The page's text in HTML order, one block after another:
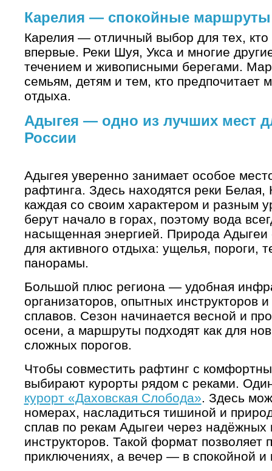
Карелия — спокойные
Карелия — отличный выбор для тех, кто
впервые. Реки Шуя, Укса и многие
течением и живописными берегами.
семьям, детям и тем, кто предпочитает
отдыха.
Адыгея — одно из лучших мест
России
Адыгея уверенно занимает особое
рафтинга. Здесь находятся реки
каждая со своим характером и разным
берут начало в горах, поэтому вода
насыщенная энергией. Природа Адыгеи
для активного отдыха: ущелья, пороги,
панорамы.
Большой плюс региона — удобная
организаторов, опытных инструкторов
сплавов. Сезон начинается весной и
осени, а маршруты подходят как для
сложных порогов.
Чтобы совместить рафтинг с
выбирают курорты рядом с реками.
курорт «Даховская Слобода». Здесь
номерах, насладиться тишиной и
сплав по рекам Адыгеи через надёжных
инструкторов. Такой формат позволяет
приключениях, а вечер — в спокойной